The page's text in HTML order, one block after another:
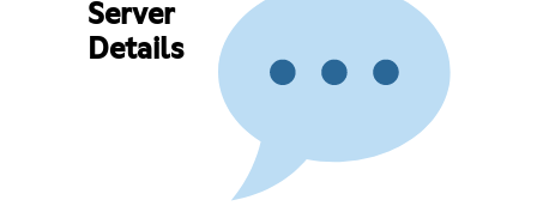
Server
Details